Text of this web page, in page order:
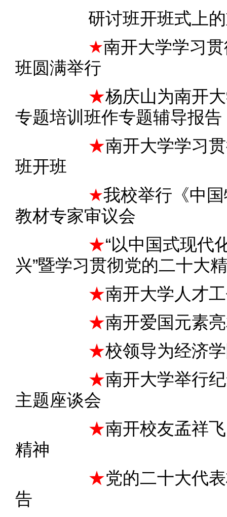
研讨班开班式上
★南开大学学习
班圆满举行
★杨庆山为南开
专题培训班作专题辅导报告
★南开大学学习
班开班
★我校举行《中
教材专家审议会
★“以中国式现代
兴”暨学习贯彻党的二十大
★南开大学人才
★南开爱国元素
★校领导为经济
★南开大学举行
主题座谈会
★南开校友孟祥
精神
★党的二十大代
告